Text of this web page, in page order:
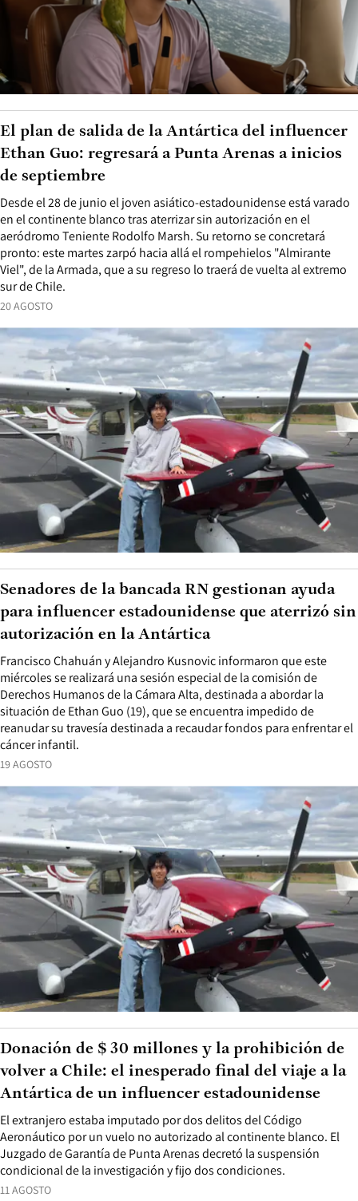
20 AGOSTO
Desde el 28 de junio el joven asiático-estadounidense está varado
en el continente blanco tras aterrizar sin autorización en el
aeródromo Teniente Rodolfo Marsh. Su retorno se concretará
pronto: este martes zarpó hacia allá el rompehielos "Almirante
Viel", de la Armada, que a su regreso lo traerá de vuelta al extremo
sur de Chile.
El plan de salida de la Antártica del influencer
Ethan Guo: regresará a Punta Arenas a inicios
de septiembre
19 AGOSTO
Francisco Chahuán y Alejandro Kusnovic informaron que este
miércoles se realizará una sesión especial de la comisión de
Derechos Humanos de la Cámara Alta, destinada a abordar la
situación de Ethan Guo (19), que se encuentra impedido de
reanudar su travesía destinada a recaudar fondos para enfrentar el
cáncer infantil.
Senadores de la bancada RN gestionan ayuda
para influencer estadounidense que aterrizó sin
autorización en la Antártica
11 AGOSTO
El extranjero estaba imputado por dos delitos del Código
Aeronáutico por un vuelo no autorizado al continente blanco. El
Juzgado de Garantía de Punta Arenas decretó la suspensión
condicional de la investigación y fijo dos condiciones.
Donación de $ 30 millones y la prohibición de
volver a Chile: el inesperado final del viaje a la
Antártica de un influencer estadounidense